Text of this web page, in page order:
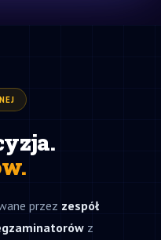
przez zespół
z